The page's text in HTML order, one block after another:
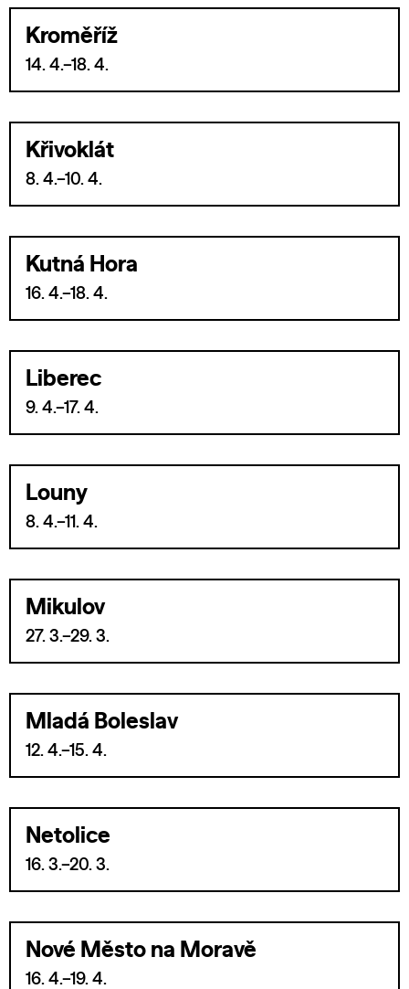
Kroměříž
14. 4.–18. 4.
Křivoklát
8. 4.–10. 4.
Kutná Hora
16. 4.–18. 4.
Liberec
9. 4.–17. 4.
Louny
8. 4.–11. 4.
Mikulov
27. 3.–29. 3.
Mladá Boleslav
12. 4.–15. 4.
Netolice
16. 3.–20. 3.
Nové Město na Moravě
16. 4.–19. 4.